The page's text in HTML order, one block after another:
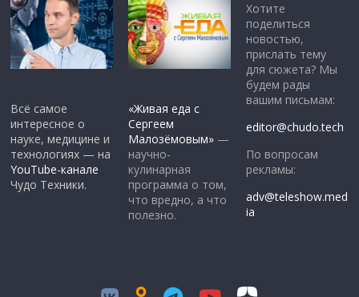
Всё самое
интересное о
науке, медицине и
технологиях — на
YouTube-канале
Чудо Техники.
«Живая еда с
Сергеем
Малозёмовым» —
научно-
кулинарная
программа о том,
что вредно, а что
полезно.
Хотите
поделиться
новостью,
прислать тему
для сюжета? Мы
будем рады
вашим письмам:
editor@chudo.tech
По вопросам
рекламы:
adv@teleshow.med
ia